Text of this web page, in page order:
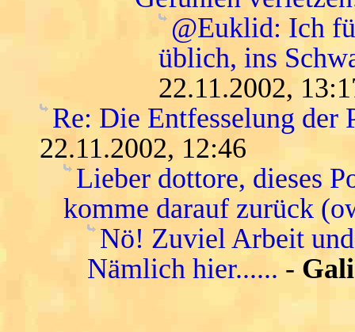
@Euklid: Ich
üblich, ins
22.11.2002,
Re: Die Entfesselung der
22.11.2002, 12:46
Lieber dottore, dieses
komme darauf zurück
Nö! Zuviel Arbeit und
Nämlich hier...... -